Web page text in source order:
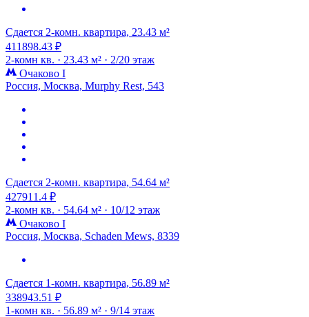
Сдается 2-комн. квартира, 23.43 м²
411898.43 ₽
2-комн кв. · 23.43 м² · 2/20 этаж
Очаково I
Россия, Москва, Murphy Rest, 543
Сдается 2-комн. квартира, 54.64 м²
427911.4 ₽
2-комн кв. · 54.64 м² · 10/12 этаж
Очаково I
Россия, Москва, Schaden Mews, 8339
Сдается 1-комн. квартира, 56.89 м²
338943.51 ₽
1-комн кв. · 56.89 м² · 9/14 этаж